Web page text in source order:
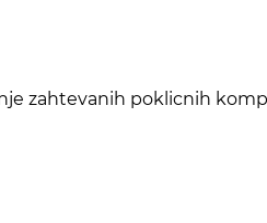
zahtevanih poklicnih